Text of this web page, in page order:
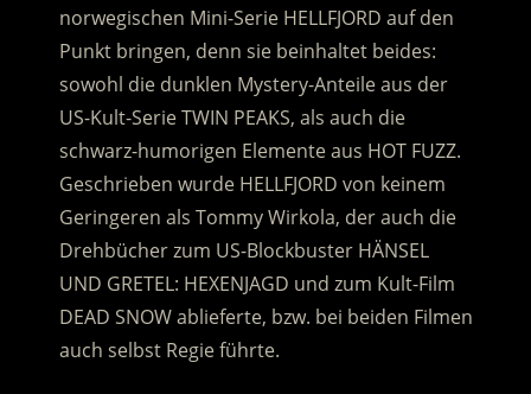
norwegischen Mini-Serie HELLFJORD auf den
Punkt bringen, denn sie beinhaltet beides:
sowohl die dunklen Mystery-Anteile aus der
US-Kult-Serie TWIN PEAKS, als auch die
schwarz-humorigen Elemente aus HOT FUZZ.
Geschrieben wurde HELLFJORD von keinem
Geringeren als Tommy Wirkola, der auch die
Drehbücher zum US-Blockbuster HÄNSEL
UND GRETEL: HEXENJAGD und zum Kult-Film
DEAD SNOW ablieferte, bzw. bei beiden Filmen
auch selbst Regie führte.